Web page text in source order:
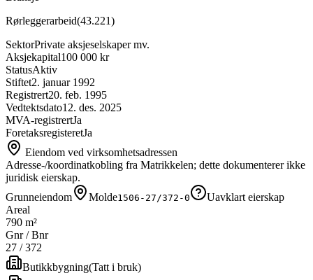
Rørleggerarbeid(43.221)
SektorPrivate aksjeselskaper mv.
Aksjekapital100 000 kr
StatusAktiv
Stiftet2. januar 1992
Registrert20. feb. 1995
Vedtektsdato12. des. 2025
MVA-registrertJa
ForetaksregisteretJa
Eiendom ved virksomhetsadressen
Adresse-/koordinatkobling fra Matrikkelen; dette dokumenterer ikke
juridisk eierskap.
Grunneiendom
Molde1506-27/372-0
Uavklart eierskap
Areal
790 m²
Gnr / Bnr
27 /372
Butikkbygning(Tatt i bruk)